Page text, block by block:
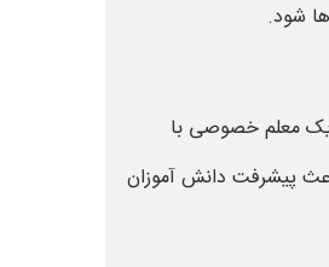
شود.
یک معلم خصوصی با
پیشرفت دانش آموزان